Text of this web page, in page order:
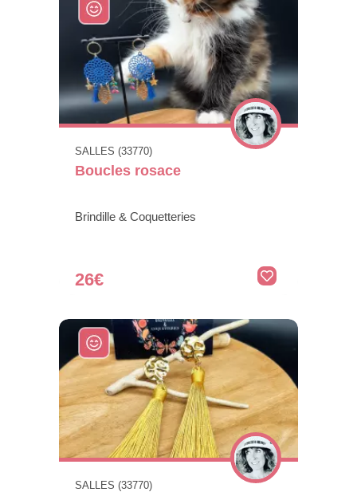
SALLES (33770)
Boucles rosace
Brindille & Coquetteries
26€
SALLES (33770)